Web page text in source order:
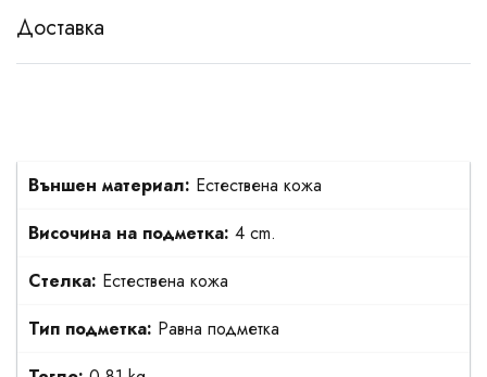
Доставка
Външен материал: Естествена кожа
Височина на подметка: 4 cm.
Стелка: Естествена кожа
Тип подметка: Равна подметка